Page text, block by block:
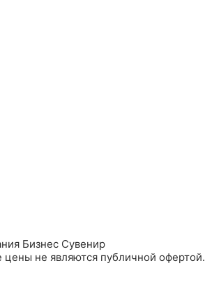
Бизнес Сувенир
цены не являются публичной офертой.